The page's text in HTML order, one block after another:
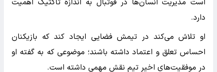
است مدیریت انسان‌ها در فوتبال به اندازه تاکتیک اهمیت
دارد.
او تلاش می‌کند در تیمش فضایی ایجاد کند که بازیکنان
احساس تعلق و اعتماد داشته باشند؛ موضوعی که به گفته او
در موفقیت‌های اخیر تیم نقش مهمی داشته است.